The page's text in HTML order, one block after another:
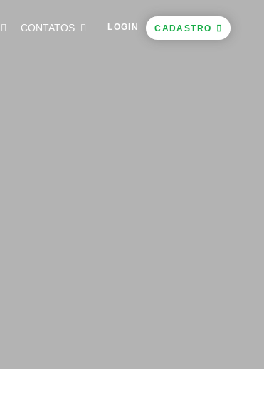
CONTATOS LOGIN CADASTRO